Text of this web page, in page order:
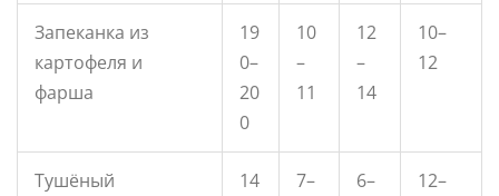
Запеканка из
картофеля и
фарша
19
0–
20
0
10
–
11
12
–
14
10–
12
Тушёный
14
7–
6–
12–